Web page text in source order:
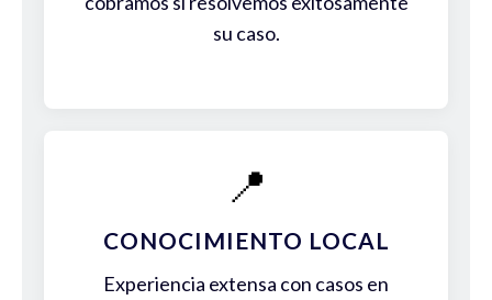
su caso.
📍
CONOCIMIENTO LOCAL
Experiencia extensa con casos en